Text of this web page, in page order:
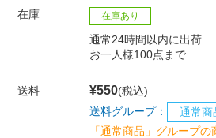
在庫 在庫あり
通常24時間以内に出荷
お一人様100点まで
送料 ¥550(税込)
送料グループ：
通常商
「通常商品」グループ